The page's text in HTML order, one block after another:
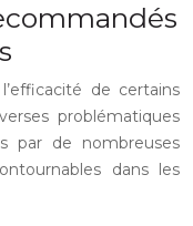
de certains
problématiques
par de nombreuses
dans les